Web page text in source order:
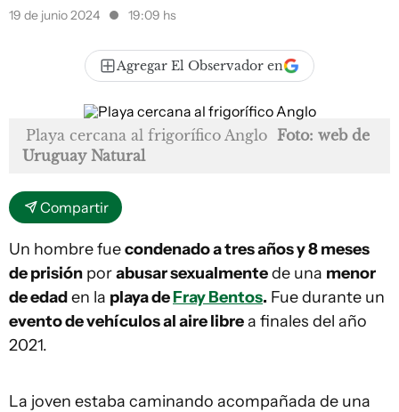
19 de junio 2024 19:09 hs
Agregar El Observador en
Playa cercana al frigorífico Anglo Foto: web de
Uruguay Natural
Compartir
Un hombre fuecondenado a tres años y 8 meses
de prisión porabusar sexualmentede una menor
de edaden la playa deFray Bentos. Fue durante un
evento de vehículos al aire librea finales del año
2021.
La joven estaba caminando acompañada de una